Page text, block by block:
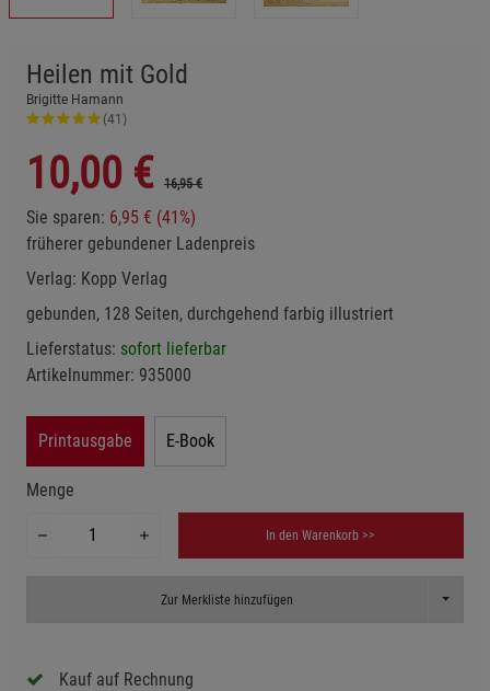
Heilen mit Gold
Brigitte Hamann
(41)
10,00 € 16,95 €
Sie sparen: 6,95 € (41%)
früherer gebundener Ladenpreis
Verlag: Kopp Verlag
gebunden, 128 Seiten, durchgehend farbig illustriert
Lieferstatus: sofort lieferbar
Artikelnummer: 935000
Printausgabe E-Book
Menge
In den Warenkorb >>
Zur Merkliste hinzufügen Toggle
Kauf auf Rechnung